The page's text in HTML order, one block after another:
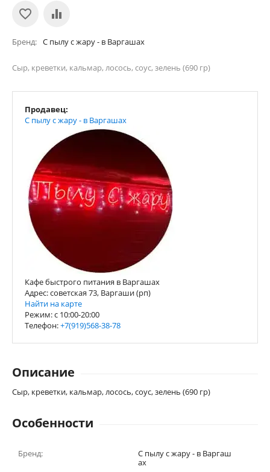
Бренд С пылу с жару - в Варгашах
Сыр, креветки, кальмар, лосось, соус, зелень (690 гр)
Продавец:
С пылу с жару - в Варгашах
Кафе быстрого питания в Варгашах
Адрес: советская 73, Варгаши (рп)
Найти на карте
Режим: с 10:00-20:00
Телефон:+7(919)568-38-78
Описание
Сыр, креветки, кальмар, лосось, соус, зелень (690 гр)
Особенности
Бренд:
С пылу с жару - в Варгаш
ах